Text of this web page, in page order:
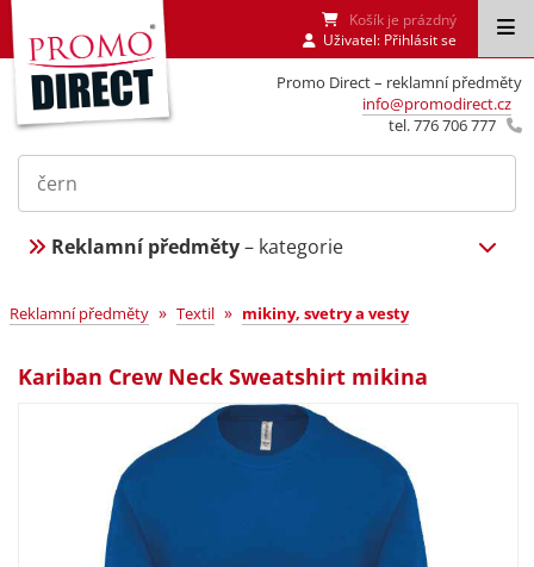
Promo Direct – reklamní předměty
info@promodirect.cz
tel. 776 706 777
Košík je prázdný
Uživatel: Přihlásit se
Reklamní předměty– kategorie
Reklamní předměty » Textil » mikiny, svetry a vesty
Kariban Crew Neck Sweatshirt mikina